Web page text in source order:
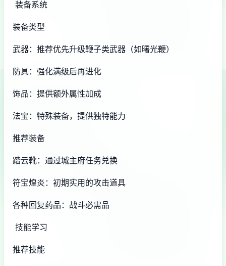
装备系统
装备类型
武器：推荐优先升级鞭子类武器（如曙光鞭）
防具：强化满级后再进化
饰品：提供额外属性加成
法宝：特殊装备，提供独特能力
推荐装备
踏云靴：通过城主府任务兑换
符宝煌炎：初期实用的攻击道具
各种回复药品：战斗必需品
技能学习
推荐技能